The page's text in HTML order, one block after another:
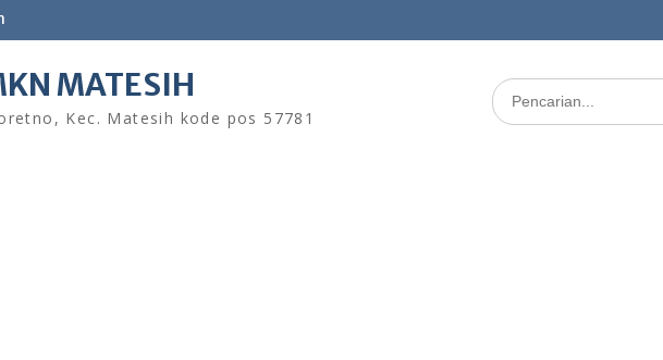
MATESIH
Kec. Matesih kode pos 57781
Search
for: